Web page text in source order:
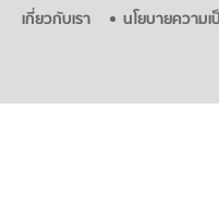
เกี่ยวกับเรา นโยบายความ